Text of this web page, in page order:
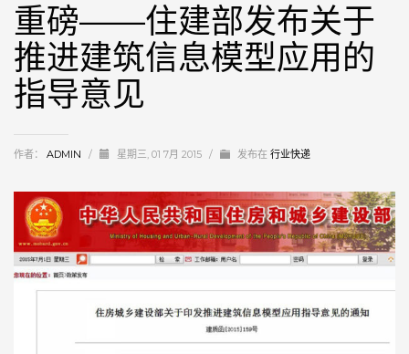
重磅——住建部发布关于
推进建筑信息模型应用的
指导意见
作者： ADMIN / 星期三, 01 7月 2015 / 发布在 行业快递